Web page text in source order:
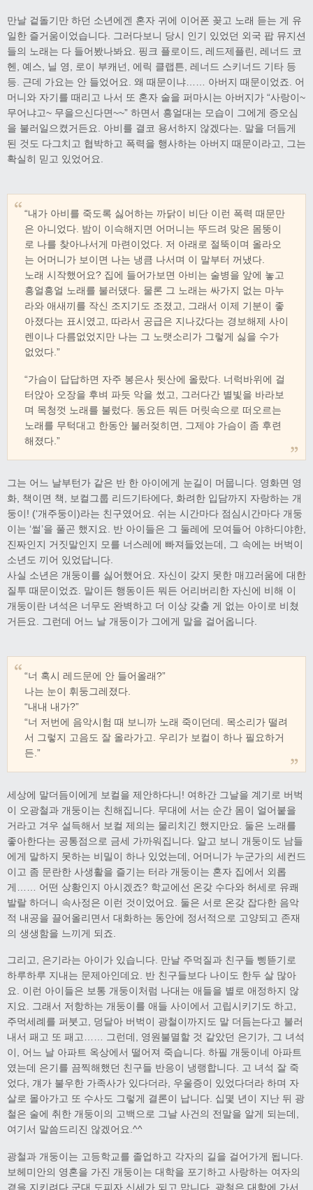
만날 겉돌기만 하던 소년에겐 혼자 귀에 이어폰 꽂고 노래 듣는 게 유
일한 즐거움이었습니다. 그러다보니 당시 인기 있었던 외국 팝 뮤지션
들의 노래는 다 들어봤나봐요. 핑크 플로이드, 레드제플린, 레너드 코
헨, 예스, 닐 영, 로이 부캐넌, 에릭 클랩튼, 레너드 스키너드 기타 등
등. 근데 가요는 안 들었어요. 왜 때문이냐…… 아버지 때문이었죠. 어
머니와 자기를 때리고 나서 또 혼자 술을 퍼마시는 아버지가 “사랑이~
무어냐고~ 무을으신다면~~” 하면서 흥얼대는 모습이 그에게 증오심
을 불러일으켰거든요. 아비를 결코 용서하지 않겠다는. 말을 더듬게
된 것도 다그치고 협박하고 폭력을 행사하는 아버지 때문이라고, 그는
확실히 믿고 있었어요.
“내가 아비를 죽도록 싫어하는 까닭이 비단 이런 폭력 때문만
은 아니었다. 밤이 이슥해지면 어머니는 뚜드려 맞은 몸뚱이
로 나를 찾아나서게 마련이었다. 저 아래로 절뚝이며 올라오
는 어머니가 보이면 나는 냉큼 나서며 이 말부터 꺼냈다.
노래 시작했어요? 집에 들어가보면 아비는 술병을 앞에 놓고
흥얼흥얼 노래를 불러댔다. 물론 그 노래는 싸가지 없는 마누
라와 애새끼를 작신 조지기도 조졌고, 그래서 이제 기분이 좋
아졌다는 표시였고, 따라서 공급은 지나갔다는 경보해제 사이
렌이나 다름없었지만 나는 그 노랫소리가 그렇게 싫을 수가
없었다.”
“가슴이 답답하면 자주 봉은사 뒷산에 올랐다. 너럭바위에 걸
터앉아 오장을 후벼 파듯 악을 썼고, 그러다간 별빛을 바라보
며 목청껏 노래를 불렀다. 동요든 뭐든 머릿속으로 떠오르는
노래를 무턱대고 한동안 불러젖히면, 그제야 가슴이 좀 후련
해졌다.”
그는 어느 날부턴가 같은 반 한 아이에게 눈길이 머뭅니다. 영화면 영
화, 책이면 책, 보컬그룹 리드기타에다, 화려한 입담까지 자랑하는 개
둥이! (‘개주둥이)라는 친구였어요. 쉬는 시간마다 점심시간마다 개둥
이는 ‘썰’을 풀곤 했지요. 반 아이들은 그 둘레에 모여들어 야하디야한,
진짜인지 거짓말인지 모를 너스레에 빠져들었는데, 그 속에는 버벅이
소년도 끼어 있었답니다.
사실 소년은 개둥이를 싫어했어요. 자신이 갖지 못한 매끄러움에 대한
질투 때문이었죠. 말이든 행동이든 뭐든 어리버리한 자신에 비해 이
개둥이란 녀석은 너무도 완벽하고 더 이상 갖출 게 없는 아이로 비쳤
거든요. 그런데 어느 날 개둥이가 그에게 말을 걸어옵니다.
“너 혹시 레드문에 안 들어올래?”
나는 눈이 휘둥그레졌다.
“내내 내가?”
“너 저번에 음악시험 때 보니까 노래 죽이던데. 목소리가 떨려
서 그렇지 고음도 잘 올라가고. 우리가 보컬이 하나 필요하거
든.”
세상에 말더듬이에게 보컬을 제안하다니! 여하간 그날을 계기로 버벅
이 오광철과 개둥이는 친해집니다. 무대에 서는 순간 몸이 얼어붙을
거라고 겨우 설득해서 보컬 제의는 물리치긴 했지만요. 둘은 노래를
좋아한다는 공통점으로 금세 가까워집니다. 알고 보니 개둥이도 남들
에게 말하지 못하는 비밀이 하나 있었는데, 어머니가 누군가의 세컨드
이고 좀 문란한 사생활을 즐기는 터라 개둥이는 혼자 집에서 외롭
게…… 어떤 상황인지 아시겠죠? 학교에선 온갖 수다와 허세로 유쾌
발랄 하더니 속사정은 이런 것이었어요. 둘은 서로 온갖 잡다한 음악
적 내공을 끌어올리면서 대화하는 동안에 정서적으로 고양되고 존재
의 생생함을 느끼게 되죠.
그리고, 은기라는 아이가 있습니다. 만날 주먹질과 친구들 삥뜯기로
하루하루 지내는 문제아인데요. 반 친구들보다 나이도 한두 살 많아
요. 이런 아이들은 보통 개둥이처럼 나대는 애들을 별로 애정하지 않
지요. 그래서 저항하는 개둥이를 애들 사이에서 고립시키기도 하고,
주먹세례를 퍼붓고, 덩달아 버벅이 광철이까지도 말 더듬는다고 불러
내서 패고 또 패고…… 그런데, 영원불멸할 것 같았던 은기가, 그 녀석
이, 어느 날 아파트 옥상에서 떨어져 죽습니다. 하필 개둥이네 아파트
였는데 은기를 끔찍해했던 친구들 반응이 냉랭합니다. 고 녀석 잘 죽
었다, 걔가 불우한 가족사가 있다더라, 우울증이 있었다더라 하며 자
살로 몰아가고 또 수사도 그렇게 결론이 납니다. 십몇 년이 지난 뒤 광
철은 술에 취한 개둥이의 고백으로 그날 사건의 전말을 알게 되는데,
여기서 말씀드리진 않겠어요.^^
광철과 개둥이는 고등학교를 졸업하고 각자의 길을 걸어가게 됩니다.
보헤미안의 영혼을 가진 개둥이는 대학을 포기하고 사랑하는 여자의
곁을 지키려다 군대 도피자 신세가 되고 맙니다. 광철은 대학에 가서